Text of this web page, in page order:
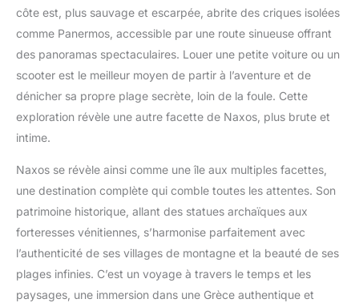
côte est, plus sauvage et escarpée, abrite des criques isolées
comme Panermos, accessible par une route sinueuse offrant
des panoramas spectaculaires. Louer une petite voiture ou un
scooter est le meilleur moyen de partir à l’aventure et de
dénicher sa propre plage secrète, loin de la foule. Cette
exploration révèle une autre facette de Naxos, plus brute et
intime.
Naxos se révèle ainsi comme une île aux multiples facettes,
une destination complète qui comble toutes les attentes. Son
patrimoine historique, allant des statues archaïques aux
forteresses vénitiennes, s’harmonise parfaitement avec
l’authenticité de ses villages de montagne et la beauté de ses
plages infinies. C’est un voyage à travers le temps et les
paysages, une immersion dans une Grèce authentique et